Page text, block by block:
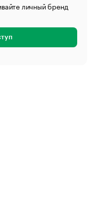
личный бренд